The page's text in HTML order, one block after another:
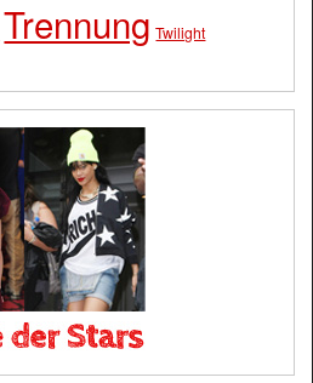
Trennung Twilight